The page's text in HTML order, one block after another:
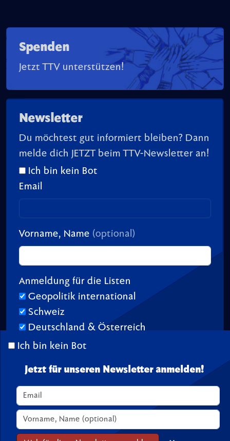
Spenden
Jetzt TTV unterstützen!
Newsletter
Du möchtest gut informiert bleiben? Dann
melde dich JETZT beim TTV-Newsletter an!
Ich bin kein Bot
Email
Vorname, Name (optional)
Anmeldung für die Listen
Geopolitik international
Schweiz
Deutschland & Österreich
Ich bin kein Bot
Jetzt für unseren Newsletter anmelden!
© 2026 TransitionTV.org -
Seite geladen in 0.02 s